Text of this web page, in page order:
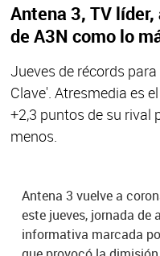
Antena 3, TV
de A3N como lo
Jueves de récords
Clave'. Atresmedia es
+2,3 puntos de su rival
menos.
Antena 3 vuelve a
este jueves, jornada de
informativa marcada